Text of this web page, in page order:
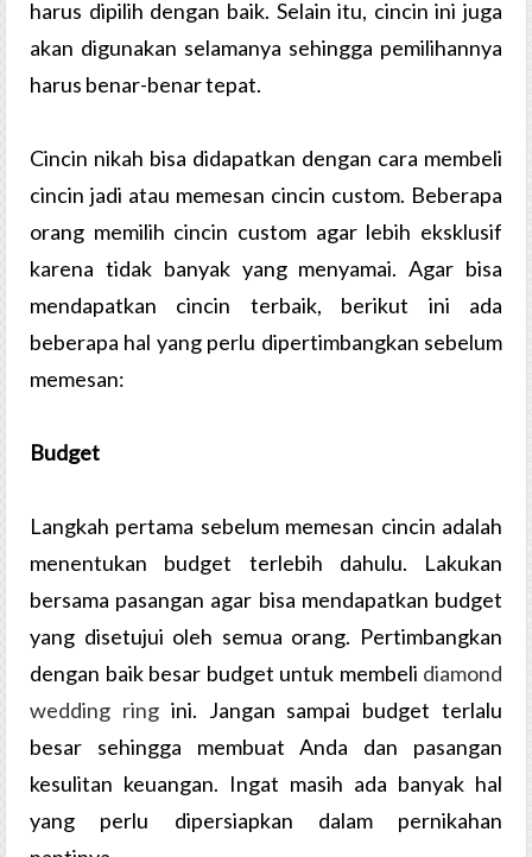
harus dipilih dengan baik. Selain itu, cincin ini juga
akan digunakan selamanya sehingga pemilihannya
harus benar-benar tepat.
Cincin nikah bisa didapatkan dengan cara membeli
cincin jadi atau memesan cincin custom. Beberapa
orang memilih cincin custom agar lebih eksklusif
karena tidak banyak yang menyamai. Agar bisa
mendapatkan cincin terbaik, berikut ini ada
beberapa hal yang perlu dipertimbangkan sebelum
memesan:
Budget
Langkah pertama sebelum memesan cincin adalah
menentukan budget terlebih dahulu. Lakukan
bersama pasangan agar bisa mendapatkan budget
yang disetujui oleh semua orang. Pertimbangkan
dengan baik besar budget untuk membeli diamond
wedding ringini. Jangan sampai budget terlalu
besar sehingga membuat Anda dan pasangan
kesulitan keuangan. Ingat masih ada banyak hal
yang perlu dipersiapkan dalam pernikahan